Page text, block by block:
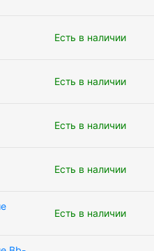
Есть в наличии
Есть в наличии
Есть в наличии
Есть в наличии
Есть в наличии